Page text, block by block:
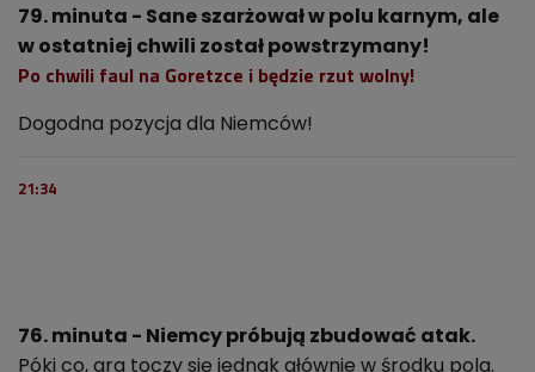
79. minuta - Sane szarżował w polu karnym, ale
w ostatniej chwili został powstrzymany!
Po chwili faul na Goretzce i będzie rzut wolny!
Dogodna pozycja dla Niemców!
21:34
76. minuta - Niemcy próbują zbudować atak.
Póki co, gra toczy się jednak głównie w środku pola.